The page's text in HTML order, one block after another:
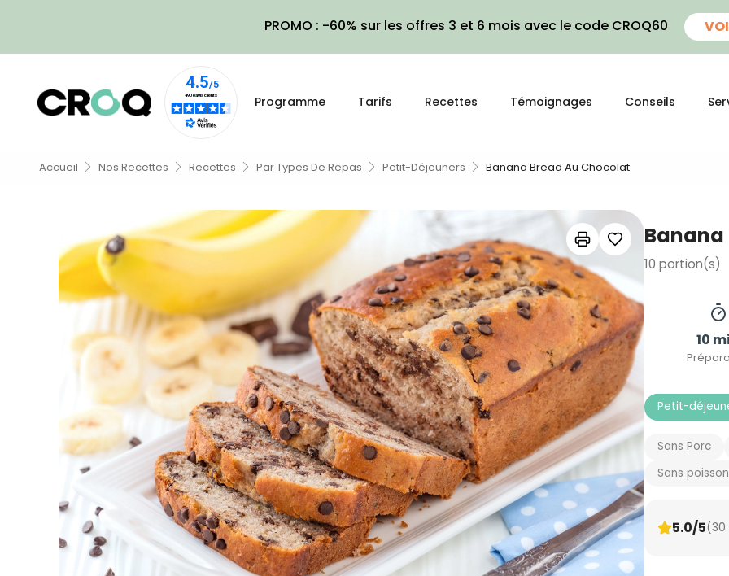
PROMO : -60% sur les offres 3 et 6 mois avec le code CROQ60
Programme Tarifs Recettes Témoignages Conseils
Accueil Nos Recettes Recettes Par Types De Repas Petit-Déjeuners Banana Bread Au Chocolat
10 portion(s)
10
Petit-
Sans Porc
Sans poisson
5.0/5(30